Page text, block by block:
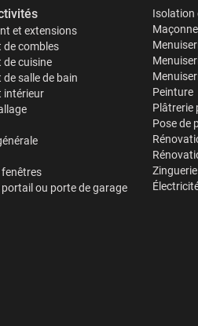
et extensions
de combles
de cuisine
salle de bain
intérieur
ou porte de garage
Isolation
Peinture
Plâtrerie
Pose de